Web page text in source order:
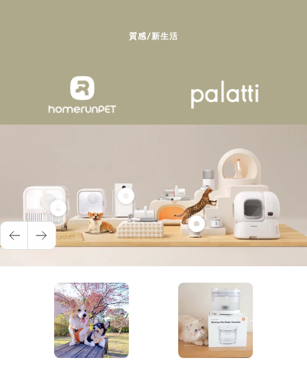
質感/新生活
Show
product
寵
物
大
型
烘
乾
箱
Show
product
寵
空
氣
清
淨
機
Airbo
Show
product
寵
物
線
飲
PreviousNext